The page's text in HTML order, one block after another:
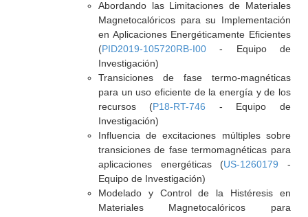
Abordando las Limitaciones de Materiales
Magnetocalóricos para su Implementación
en Aplicaciones Energéticamente Eficientes
(PID2019-105720RB-I00- Equipo de
Investigación)
Transiciones de fase termo-magnéticas
para un uso eficiente de la energía y de los
recursos (P18-RT-746 - Equipo de
Investigación)
Influencia de excitaciones múltiples sobre
transiciones de fase termomagnéticas para
aplicaciones energéticas (US-1260179 -
Equipo de Investigación)
Modelado y Control de la Histéresis en
Materiales Magnetocalóricos para